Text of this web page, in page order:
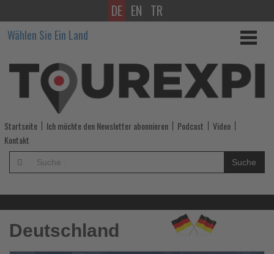
Wissen,
was
im
Tourismus
los
ist!
Wissen,
was
im
DE EN TR
Wählen Sie Ein Land
Startseite Ich möchte den Newsletter abonnieren Podcast
Video
Kontakt
Suche
Deutschland